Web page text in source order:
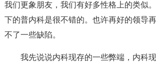
我们更象朋友，我们有好多性格上的类似
下的普内科是很不错的。也许再好的领导
不了一些缺陷。
我先说说内科现存的一些弊端，内科